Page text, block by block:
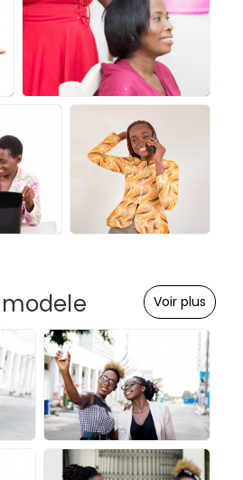
Voir plus